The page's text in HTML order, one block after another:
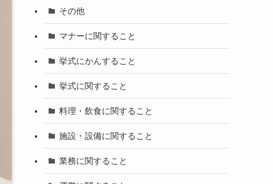
その他
マナーに関すること
挙式にかんすること
挙式に関すること
料理・飲食に関すること
施設・設備に関すること
業務に関すること